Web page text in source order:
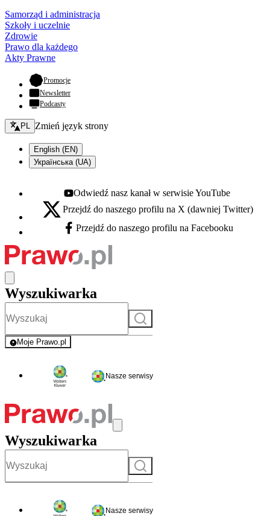
Samorząd i administracja
Szkoły i uczelnie
Zdrowie
Prawo dla każdego
Akty Prawne
Promocje- otwiera się w nowej karcie
Newsletter
Podcasty
Zmień język - bieżący:
PL Zmień język strony
English (EN)
Українська (UA)
Youtube - otwiera się w nowej karcie
Odwiedź nasz kanał w serwisie YouTube
X - otwiera się w nowej karcie
Przejdź do naszego profilu na X (dawniej Twitter)
Facebook - otwiera się w nowej karcie
Przejdź do naszego profilu na Facebooku
Wyszukiwarka
Szukaj
Moje Prawo.pl
- rejestracja i logowanie do serwisu
Nasze serwisy
Wyszukiwarka
Szukaj
Nasze serwisy